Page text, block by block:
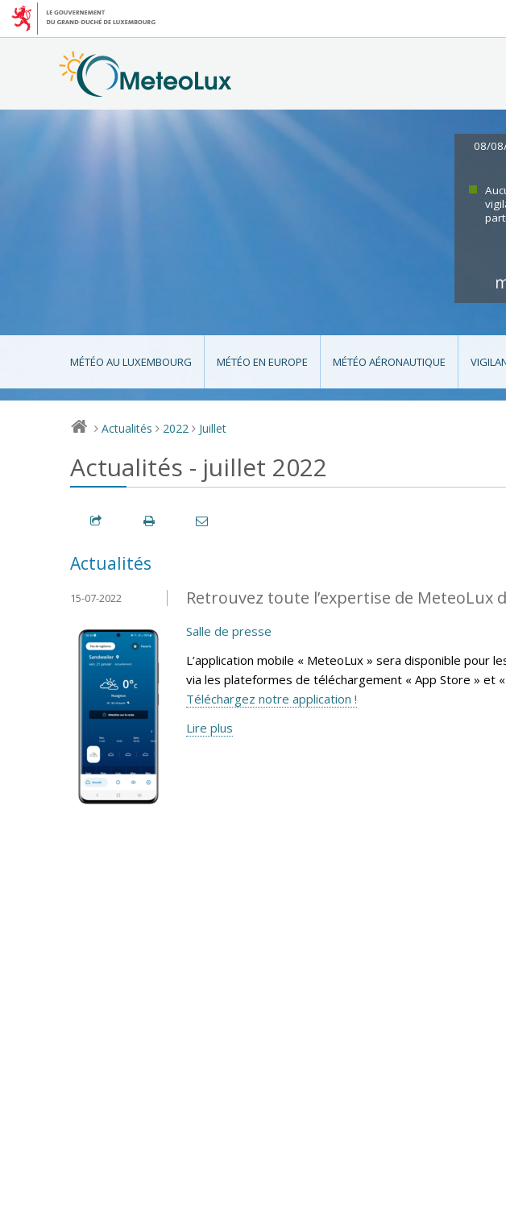
08/
MÉTÉO AU LUXEMBOURG MÉTÉO EN EUROPE MÉTÉO AÉRONAUTIQUE
> Actualités > 2022 > Juillet
Actualités - juillet 2022
Actualités
Retrouvez toute l’expertise de MeteoLux
15-07-2022
Salle de presse
L’application mobile « MeteoLux » sera disponible pour
via les plateformes de téléchargement « App Store » et «
Téléchargez notre application !
Lire plus